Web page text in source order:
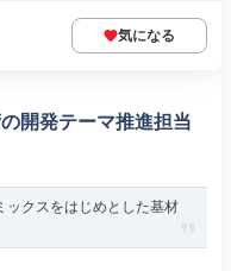
気になる
開発テーマ推進担当
ックスをはじめとした基材